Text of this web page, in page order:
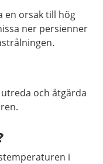
en orsak till hög
ner persienner
och åtgärda
i